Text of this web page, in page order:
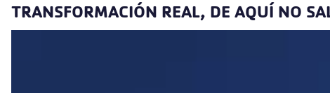
TRANSFORMACIÓN REAL, DE AQUÍ NO